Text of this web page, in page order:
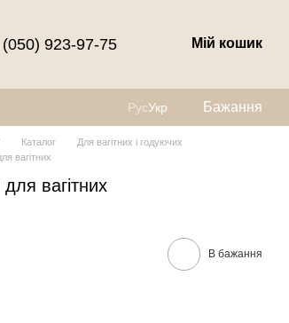
(050) 923-97-75 Мій кошик
РусУкр Бажання
Каталог
Для вагітних і годуючих
вагітних
вагітних
В бажання